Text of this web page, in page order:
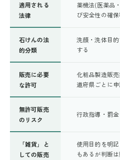
適用される
法律
薬機法(医薬品
び安全性の確
石けんの法
的分類
洗顔・洗体目
する
販売に必要
な許可
化粧品製造販
道府県ごとに申
無許可販売
のリスク
行政指導・罰
「雑貨」と
しての販売
使用目的を明
もあるが判断